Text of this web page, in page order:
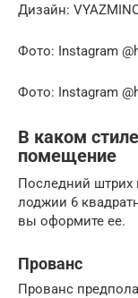
Дизайн:
Фото: Instagram
Фото: Instagram
В каком
помещение
Последний штрих
лоджии 6
вы оформите ее.
Прованс
Прованс